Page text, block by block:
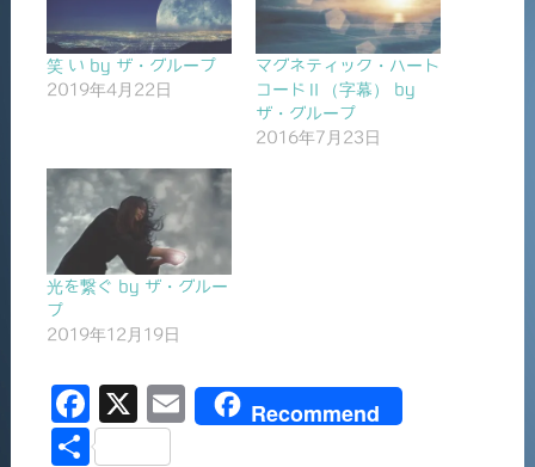
笑 い by ザ・グループ
2019年4月22日
マグネティック・ハート
コードⅡ（字幕） by
ザ・グループ
2016年7月23日
光を繋ぐ by ザ・グルー
プ
2019年12月19日
F
a
X
E
Recommend
共